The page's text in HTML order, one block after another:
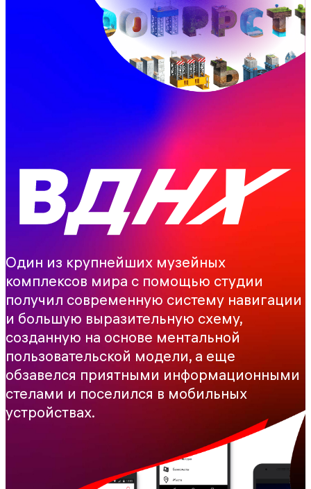
Один из крупнейших музейных
комплексов мира с помощью студии
получил современную систему навигации
и большую выразительную схему,
созданную на основе ментальной
пользовательской модели, а еще
обзавелся приятными информационными
стелами и поселился в мобильных
устройствах.